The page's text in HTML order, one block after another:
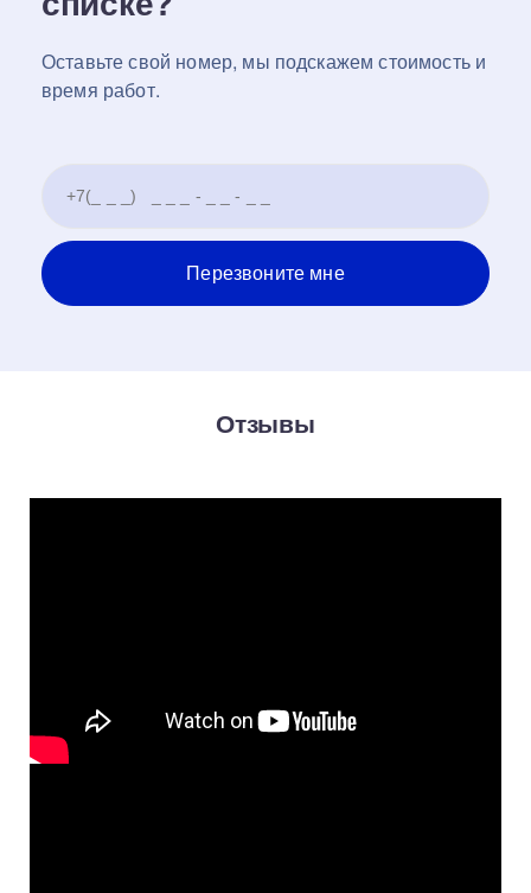
Оставьте свой номер, мы подскажем стоимость и
время работ.
Отзывы